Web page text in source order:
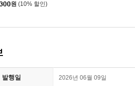
원 (10% 할인)
발행일 2026년 06월 09일